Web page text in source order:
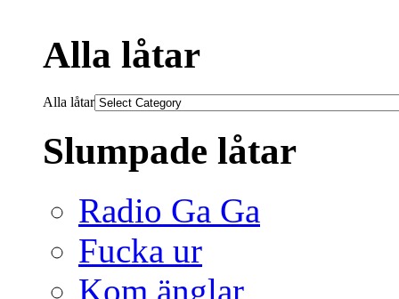
Alla låtar
Alla låtar
Slumpade låtar
Radio Ga Ga
Fucka ur
Kom änglar